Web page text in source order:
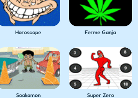
Horoscope Ferme Ganja
Soakamon Super Zero